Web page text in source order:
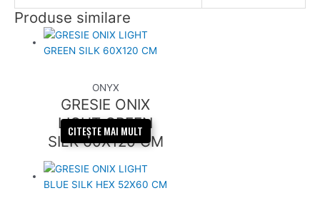
Produse similare
ONYX
GRESIE ONIX
LIGHT GREEN
SILK 60X120 CM
CITEȘTE MAI MULT